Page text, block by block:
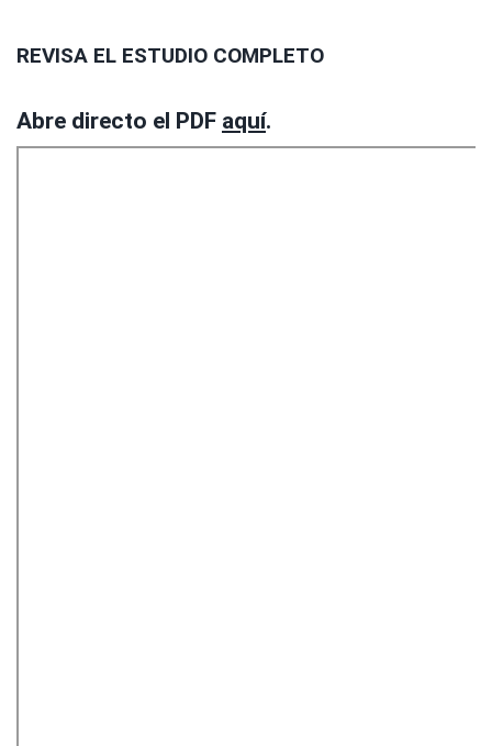
REVISA EL ESTUDIO COMPLETO
Abre directo el PDF aquí.